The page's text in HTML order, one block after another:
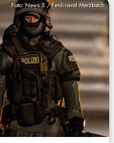
Foto: News 5 / Ferdinand Merzbach